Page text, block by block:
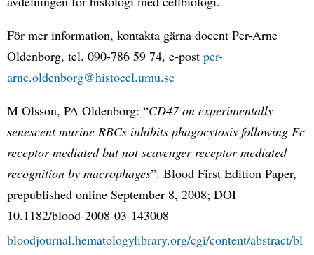
För mer information, kontakta gärna docent Per-Arne
Oldenborg, tel. 090-786 59 74, e-post per-
arne.oldenborg@histocel.umu.se
M Olsson, PA Oldenborg: “CD47 on experimentally
senescent murine RBCs inhibits phagocytosis following Fc
receptor-mediated but not scavenger receptor-mediated
recognition by macrophages”. Blood First Edition Paper,
prepublished online September 8, 2008; DOI
10.1182/blood-2008-03-143008
bloodjournal.hematologylibrary.org/cgi/content/abstract/bl